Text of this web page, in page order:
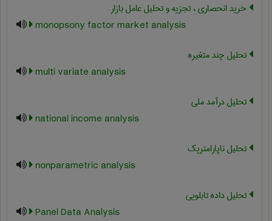
خرید انحصاری ، تجزیه و تحلیل عامل بازار
monopsony factor market analysis
تحلیل چند متغیره
multi variate analysis
تحلیل درآمد ملی
national income analysis
تحلیل ناپارامتریک
nonparametric analysis
تحلیل داده تابلویی
Panel Data Analysis